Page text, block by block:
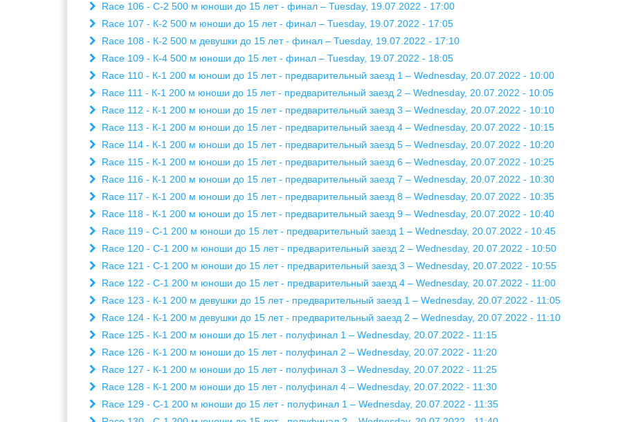
Race 106 - С-2 500 м юноши до 15 лет - финал – Tuesday, 19.07.2022 - 17:00
Race 107 - К-2 500 м юноши до 15 лет - финал – Tuesday, 19.07.2022 - 17:05
Race 108 - К-2 500 м девушки до 15 лет - финал – Tuesday, 19.07.2022 - 17:10
Race 109 - К-4 500 м юноши до 15 лет - финал – Tuesday, 19.07.2022 - 18:05
Race 110 - К-1 200 м юноши до 15 лет - предварительный заезд 1 – Wednesday, 20.07.2022 - 10:00
Race 111 - К-1 200 м юноши до 15 лет - предварительный заезд 2 – Wednesday, 20.07.2022 - 10:05
Race 112 - К-1 200 м юноши до 15 лет - предварительный заезд 3 – Wednesday, 20.07.2022 - 10:10
Race 113 - К-1 200 м юноши до 15 лет - предварительный заезд 4 – Wednesday, 20.07.2022 - 10:15
Race 114 - К-1 200 м юноши до 15 лет - предварительный заезд 5 – Wednesday, 20.07.2022 - 10:20
Race 115 - К-1 200 м юноши до 15 лет - предварительный заезд 6 – Wednesday, 20.07.2022 - 10:25
Race 116 - К-1 200 м юноши до 15 лет - предварительный заезд 7 – Wednesday, 20.07.2022 - 10:30
Race 117 - К-1 200 м юноши до 15 лет - предварительный заезд 8 – Wednesday, 20.07.2022 - 10:35
Race 118 - К-1 200 м юноши до 15 лет - предварительный заезд 9 – Wednesday, 20.07.2022 - 10:40
Race 119 - C-1 200 м юноши до 15 лет - предварительный заезд 1 – Wednesday, 20.07.2022 - 10:45
Race 120 - C-1 200 м юноши до 15 лет - предварительный заезд 2 – Wednesday, 20.07.2022 - 10:50
Race 121 - C-1 200 м юноши до 15 лет - предварительный заезд 3 – Wednesday, 20.07.2022 - 10:55
Race 122 - C-1 200 м юноши до 15 лет - предварительный заезд 4 – Wednesday, 20.07.2022 - 11:00
Race 123 - К-1 200 м девушки до 15 лет - предварительный заезд 1 – Wednesday, 20.07.2022 - 11:05
Race 124 - К-1 200 м девушки до 15 лет - предварительный заезд 2 – Wednesday, 20.07.2022 - 11:10
Race 125 - К-1 200 м юноши до 15 лет - полуфинал 1 – Wednesday, 20.07.2022 - 11:15
Race 126 - К-1 200 м юноши до 15 лет - полуфинал 2 – Wednesday, 20.07.2022 - 11:20
Race 127 - К-1 200 м юноши до 15 лет - полуфинал 3 – Wednesday, 20.07.2022 - 11:25
Race 128 - К-1 200 м юноши до 15 лет - полуфинал 4 – Wednesday, 20.07.2022 - 11:30
Race 129 - C-1 200 м юноши до 15 лет - полуфинал 1 – Wednesday, 20.07.2022 - 11:35